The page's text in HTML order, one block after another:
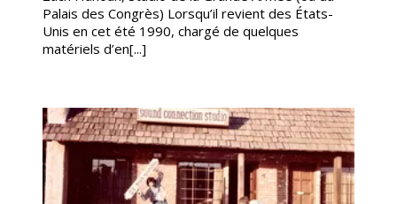
Palais des Congrès) Lorsqu’il revient des États-
Unis en cet été 1990, chargé de quelques
matériels d’en[...]